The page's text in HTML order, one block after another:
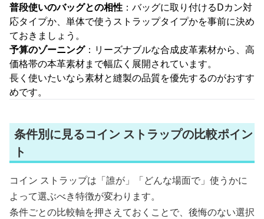
普段使いのバッグとの相性 ：バッグに取り付けるDカン対
応タイプか、単体で使うストラップタイプかを事前に決め
ておきましょう。
予算のゾーニング：リーズナブルな合成皮革素材から、高
価格帯の本革素材まで幅広く展開されています。
長く使いたいなら素材と縫製の品質を優先するのがおすす
めです。
条件別に見るコイン ストラップの比較ポイン
ト
コイン ストラップは「誰が」「どんな場面で」使うかに
よって選ぶべき特徴が変わります。
条件ごとの比較軸を押さえておくことで、後悔のない選択